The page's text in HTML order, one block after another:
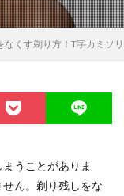
なくす剃り方！T字カミソ
うことがありま
ん。剃り残しをな